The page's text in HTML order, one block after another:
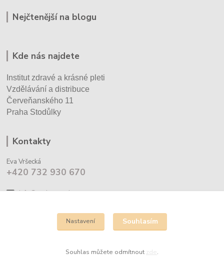
Nejčtenější na blogu
Kde nás najdete
Institut zdravé a krásné pleti
Vzdělávání a distribuce
Červeňanského 11
Praha Stodůlky
Kontakty
Eva Vršecká
+420 732 930 670
info@cechyrenedessay.cz
Nastavení Souhlasím
Souhlas můžete odmítnout zde .